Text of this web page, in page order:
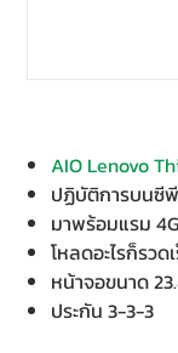
AIO Lenovo
ปฏิบัติการบนซี
มาพร้อมแรม
โหลดอะไรก็รวด
หน้าจอขนาด
ประกัน 3-3-3